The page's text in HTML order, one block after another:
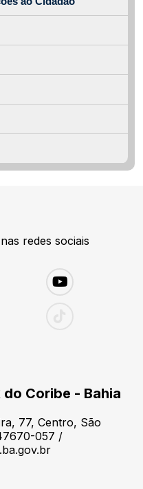
redes sociais
Coribe - Bahia
77, Centro, São
057 /